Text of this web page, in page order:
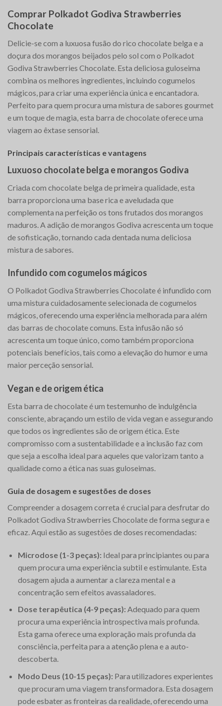
Comprar Polkadot Godiva Strawberries
Chocolate
Delicie-se com a luxuosa fusão do rico chocolate belga e a
doçura dos morangos beijados pelo sol com o Polkadot
Godiva Strawberries Chocolate. Esta deliciosa guloseima
combina os melhores ingredientes, incluindo cogumelos
mágicos, para criar uma experiência única e encantadora.
Perfeito para quem procura uma mistura de sabores gourmet
e um toque de magia, esta barra de chocolate oferece uma
viagem ao êxtase sensorial.
Principais características e vantagens
Luxuoso chocolate belga e morangos Godiva
Criada com chocolate belga de primeira qualidade, esta
barra proporciona uma base rica e aveludada que
complementa na perfeição os tons frutados dos morangos
maduros. A adição de morangos Godiva acrescenta um toque
de sofisticação, tornando cada dentada numa deliciosa
mistura de sabores.
Infundido com cogumelos mágicos
O Polkadot Godiva Strawberries Chocolate é infundido com
uma mistura cuidadosamente selecionada de cogumelos
mágicos, oferecendo uma experiência melhorada para além
das barras de chocolate comuns. Esta infusão não só
acrescenta um toque único, como também proporciona
potenciais benefícios, tais como a elevação do humor e uma
maior perceção sensorial.
Vegan e de origem ética
Esta barra de chocolate é um testemunho de indulgência
consciente, abraçando um estilo de vida vegan e assegurando
que todos os ingredientes são de origem ética. Este
compromisso com a sustentabilidade e a inclusão faz com
que seja a escolha ideal para aqueles que valorizam tanto a
qualidade como a ética nas suas guloseimas.
Guia de dosagem e sugestões de doses
Compreender a dosagem correta é crucial para desfrutar do
Polkadot Godiva Strawberries Chocolate de forma segura e
eficaz. Aqui estão as sugestões de doses recomendadas:
Microdose (1-3 peças): Ideal para principiantes ou para
quem procura uma experiência subtil e estimulante. Esta
dosagem ajuda a aumentar a clareza mental e a
concentração sem efeitos avassaladores.
Dose terapêutica (4-9 peças): Adequado para quem
procura uma experiência introspectiva mais profunda.
Esta gama oferece uma exploração mais profunda da
consciência, perfeita para a atenção plena e a auto-
descoberta.
Modo Deus (10-15 peças): Para utilizadores experientes
que procuram uma viagem transformadora. Esta dosagem
pode esbater as fronteiras da realidade, oferecendo uma